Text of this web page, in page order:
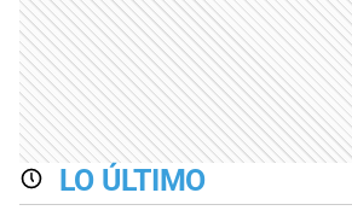
LO ÚLTIMO